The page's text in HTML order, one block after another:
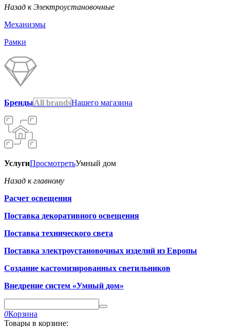
Назад к Электроустановочные
Механизмы
Рамки
БрендыAll brandsНашего магазина
УслугиПросмотретьУмный дом
Назад к главному
Расчет освещения
Поставка декоративного освещения
Поставка технического света
Поставка электроустановочных изделий из Европы
Создание кастомизированных светильников
Внедрение систем «Умный дом»
0Корзина
Товары в корзине: